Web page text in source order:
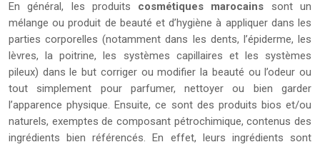
En général, les produits cosmétiques marocains sont un
mélange ou produit de beauté et d’hygiène à appliquer dans les
parties corporelles (notamment dans les dents, l’épiderme, les
lèvres, la poitrine, les systèmes capillaires et les systèmes
pileux) dans le but corriger ou modifier la beauté ou l’odeur ou
tout simplement pour parfumer, nettoyer ou bien garder
l’apparence physique. Ensuite, ce sont des produits bios et/ou
naturels, exemptes de composant pétrochimique, contenus des
ingrédients bien référencés. En effet, leurs ingrédients sont